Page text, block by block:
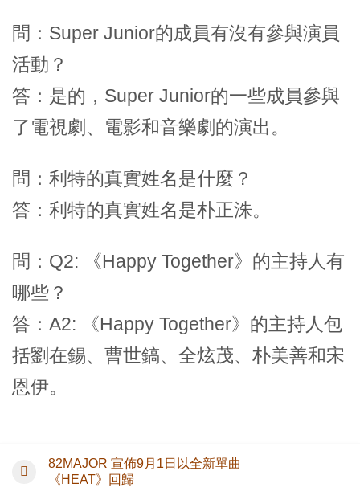
問：Super Junior的成員有沒有參與演員
活動？
答：是的，Super Junior的一些成員參與
了電視劇、電影和音樂劇的演出。
問：利特的真實姓名是什麼？
答：利特的真實姓名是朴正洙。
問：Q2: 《Happy Together》的主持人有
哪些？
答：A2: 《Happy Together》的主持人包
括劉在錫、曹世鎬、全炫茂、朴美善和宋
恩伊。
82MAJOR 宣佈9月1日以全新單曲
《HEAT》回歸